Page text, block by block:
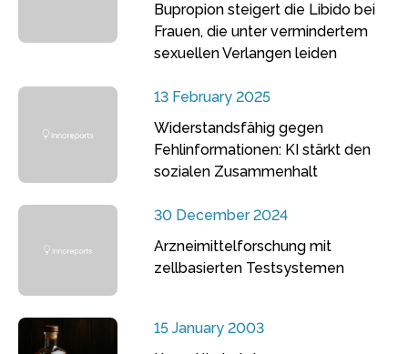
Bupropion steigert die Libido bei
Frauen, die unter vermindertem
sexuellen Verlangen leiden
13 February 2025
Widerstandsfähig gegen
Fehlinformationen: KI stärkt den
sozialen Zusammenhalt
30 December 2024
Arzneimittelforschung mit
zellbasierten Testsystemen
15 January 2003